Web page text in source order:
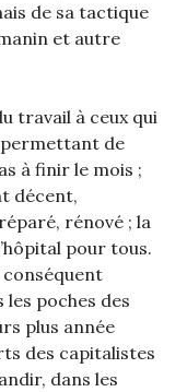
de sa tactique
et autre
travail à ceux qui
permettant de
à finir le mois ;
décent,
rénové ; la
pour tous.
les poches des
plus année
des capitalistes
dans les